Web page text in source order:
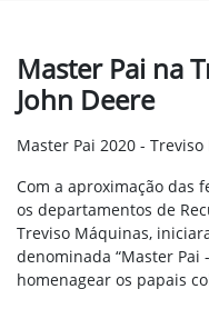
Master Pai na
John Deere
Master Pai 2020 -
Com a aproximação das
os departamentos de
Treviso Máquinas,
denominada “Master Pai
homenagear os papais